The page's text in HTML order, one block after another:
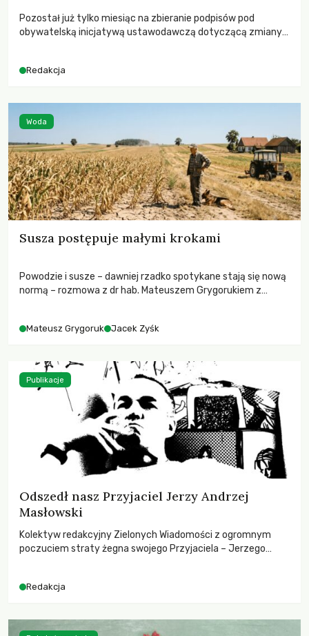
Pozostał już tylko miesiąc na zbieranie podpisów pod
obywatelską inicjatywą ustawodawczą dotyczącą zmiany
niezwykle korzystne rozwiązania dla przyrody i zwierząt,
funkcjonowania łowiectwa w Polsce.
Redakcja
Susza postępuje małymi krokami
Powodzie i susze – dawniej rzadko spotykane stają się nową
normą – rozmowa z dr hab. Mateuszem Grygorukiem z
Mateusz Grygoruk Jacek Zyśk
Woda
Odszedł nasz Przyjaciel Jerzy Andrzej
Masłowski
Kolektyw redakcyjny Zielonych Wiadomości z ogromnym
poczuciem straty żegna swojego Przyjaciela – Jerzego
Redakcja
Publikacje